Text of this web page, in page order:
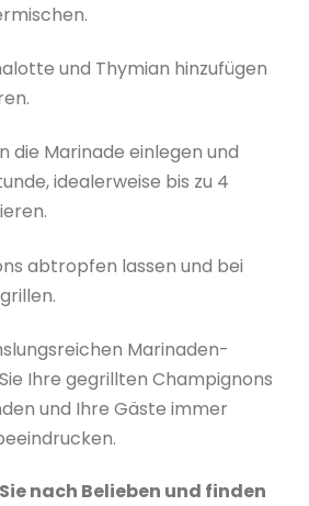
und Thymian hinzufügen
die Marinade einlegen und
idealerweise bis zu 4
abtropfen lassen und bei
Marinaden-
Ihre gegrillten Champignons
und Ihre Gäste immer
nach Belieben und finden